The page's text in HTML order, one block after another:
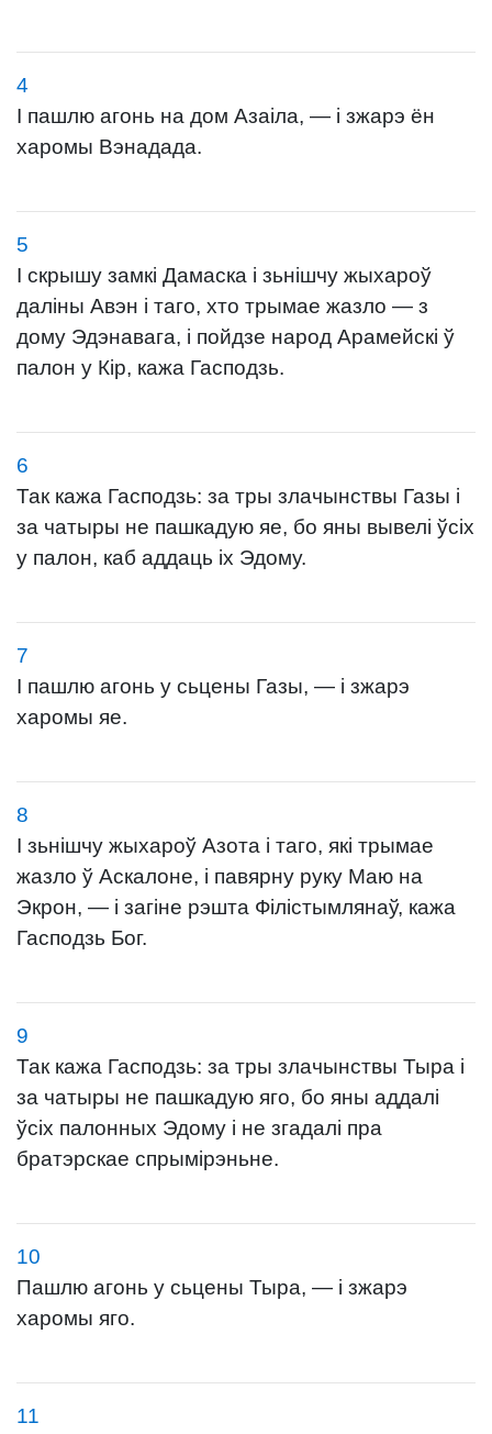
4
І пашлю агонь на дом Азаіла, — і зжарэ ён
харомы Вэнадада.
5
І скрышу замкі Дамаска і зьнішчу жыхароў
даліны Авэн і таго, хто трымае жазло — з
дому Эдэнавага, і пойдзе народ Арамейскі ў
палон у Кір, кажа Гасподзь.
6
Так кажа Гасподзь: за тры злачынствы Газы і
за чатыры не пашкадую яе, бо яны вывелі ўсіх
у палон, каб аддаць іх Эдому.
7
І пашлю агонь у сьцены Газы, — і зжарэ
харомы яе.
8
І зьнішчу жыхароў Азота і таго, які трымае
жазло ў Аскалоне, і павярну руку Маю на
Экрон, — і загіне рэшта Філістымлянаў, кажа
Гасподзь Бог.
9
Так кажа Гасподзь: за тры злачынствы Тыра і
за чатыры не пашкадую яго, бо яны аддалі
ўсіх палонных Эдому і не згадалі пра
братэрскае спрымірэньне.
10
Пашлю агонь у сьцены Тыра, — і зжарэ
харомы яго.
11